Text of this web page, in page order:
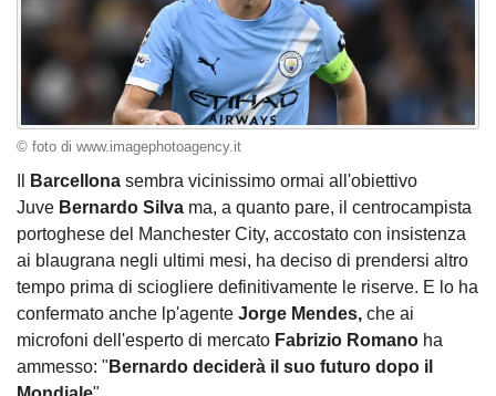
© foto di www.imagephotoagency.it
Barcellona sembra vicinissimo ormai all'obiettivo
Juve Bernardo Silva ma, a quanto pare, il centrocampista
portoghese del Manchester City, accostato con insistenza
ai blaugrana negli ultimi mesi, ha deciso di prendersi altro
tempo prima di sciogliere definitivamente le riserve. E lo ha
confermato anche lp'agente Jorge Mendes, che ai
microfoni dell'esperto di mercato Fabrizio Romano ha
ammesso: " Bernardo deciderà il suo futuro dopo il